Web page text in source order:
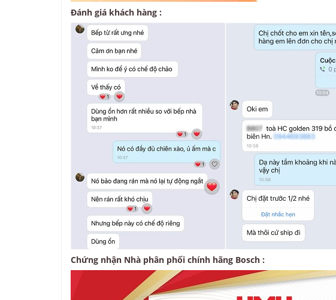
Đánh giá khách hàng :
Chứng nhận Nhà phân phối chính hãng Bosch :